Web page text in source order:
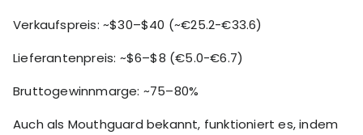
Verkaufspreis: ~$30–$40 (~€25.2-€33.6)
Lieferantenpreis: ~$6–$8 (€5.0-€6.7)
Bruttogewinnmarge: ~75–80%
Auch als Mouthguard bekannt, funktioniert es, indem